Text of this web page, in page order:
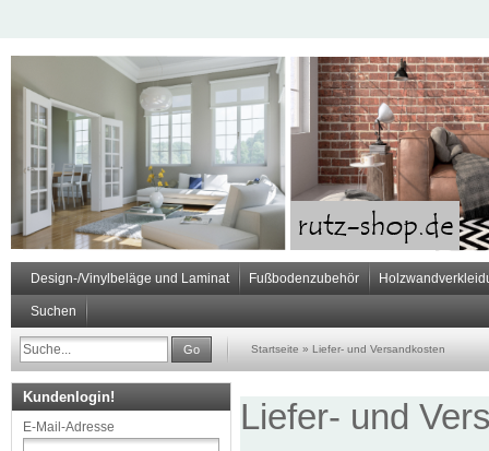
Design-/Vinylbeläge und Laminat Fußbodenzubehör
Suchen
Go Startseite » Liefer- und Versandkosten
Liefer- und
Kundenlogin!
E-Mail-Adresse